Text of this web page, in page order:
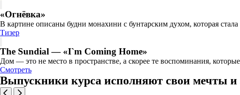
«Огнёвка»
В картине описаны будни монахини с бунтарским духом, которая
Тизер
The Sundial — «I`m Coming Home»
Дом — это не место в пространстве, а скорее те воспоминания,
Смотреть
Выпускники курса исполняют свои мечты и